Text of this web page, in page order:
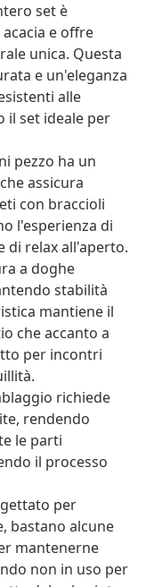
set è
e offre
unica. Questa
e un'eleganza
alle
il set ideale per
pezzo ha un
assicura
con braccioli
l'esperienza di
di relax all'aperto.
a doghe
stabilità
mantiene il
che accanto a
per incontri
richiede
rendendo
le parti
il processo
per
bastano alcune
mantenerne
non in uso per